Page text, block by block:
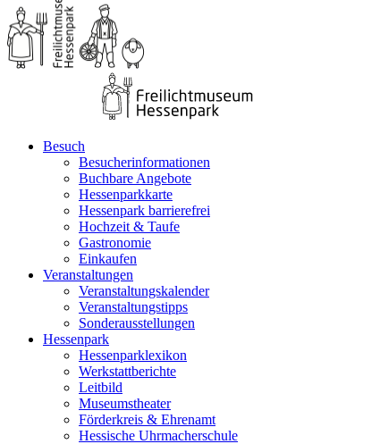
Besuch
Besucherinformationen
Buchbare Angebote
Hessenparkkarte
Hessenpark barrierefrei
Hochzeit & Taufe
Gastronomie
Einkaufen
Veranstaltungen
Veranstaltungskalender
Veranstaltungstipps
Sonderausstellungen
Hessenpark
Hessenparklexikon
Werkstattberichte
Leitbild
Museumstheater
Förderkreis & Ehrenamt
Hessische Uhrmacherschule